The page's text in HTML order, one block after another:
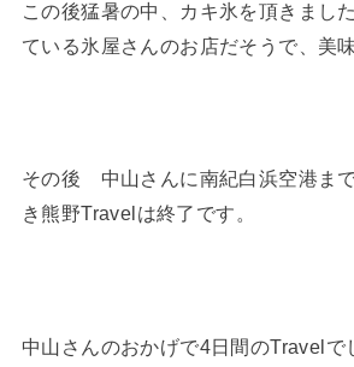
この後猛暑の中、カキ氷を頂きまし
ている氷屋さんのお店だそうで、美
その後 中山さんに南紀白浜空港ま
き熊野Travelは終了です。
中山さんのおかげで4日間のTravelで